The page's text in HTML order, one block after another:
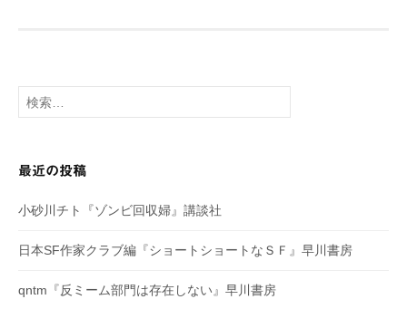
ゲ
ー
シ
ョ
ン
検
索:
最近の投稿
小砂川チト『ゾンビ回収婦』講談社
日本SF作家クラブ編『ショートショートなＳＦ』早川書房
qntm『反ミーム部門は存在しない』早川書房